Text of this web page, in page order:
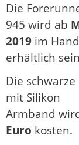
Die
945 wird ab
2019 im
erhältlich
Die
mit Silikon
Armband
Euro kosten.